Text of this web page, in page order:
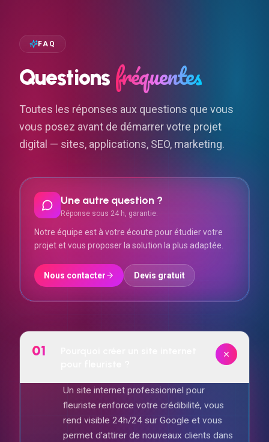
FAQ
Questions fréquentes
Toutes les réponses aux questions que vous
vous posez avant de démarrer votre projet
digital — sites, applications, SEO, marketing.
Une autre question ?
Réponse sous 24 h, garantie.
Notre équipe est à votre écoute pour étudier votre
projet et vous proposer la solution la plus adaptée.
Nous contacter Devis gratuit
01
Un site internet professionnel pour
fleuriste renforce votre crédibilité, vous
rend visible 24h/24 sur Google et vous
permet d'attirer de nouveaux clients dans